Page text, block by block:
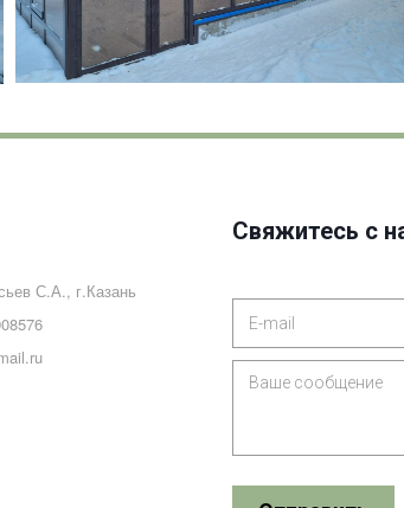
С.А., г.Казань
Свяжитесь с